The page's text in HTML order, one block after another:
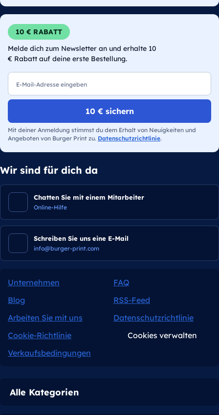
10 € RABATT
Melde dich zum Newsletter an und erhalte 10
€ Rabatt auf deine erste Bestellung.
10 € sichern
Mit deiner Anmeldung stimmst du dem Erhalt von Neuigkeiten und
Angeboten von Burger Print zu. Datenschutzrichtlinie.
Wir sind für dich da
Chatten Sie mit einem Mitarbeiter
Online-Hilfe
Schreiben Sie uns eine E-Mail
info@burger-print.com
Unternehmen
FAQ
Blog
RSS-Feed
Arbeiten Sie mit uns
Datenschutzrichtlinie
Cookie-Richtlinie
Cookies verwalten
Verkaufsbedingungen
Alle Kategorien